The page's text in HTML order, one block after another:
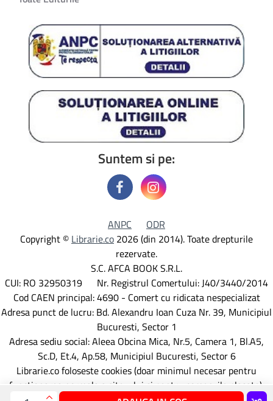
Suntem si pe:
ANPC
ODR
Copyright © Librarie.co 2026 (din 2014). Toate drepturile
rezervate.
S.C. AFCA BOOK S.R.L.
CUI: RO 32950319 Nr. Registrul Comertului: J40/3440/2014
Cod CAEN principal: 4690 - Comert cu ridicata nespecializat
Adresa punct de lucru: Bd. Alexandru Ioan Cuza Nr. 39, Municipiul
Bucuresti, Sector 1
Adresa sediu social: Aleea Obcina Mica, Nr.5, Camera 1, Bl.A5,
Sc.D, Et.4, Ap.58, Municipiul Bucuresti, Sector 6
Librarie.co foloseste cookies (doar minimul necesar pentru
functionarea normala a site-ului si pentru comenzile plasate).